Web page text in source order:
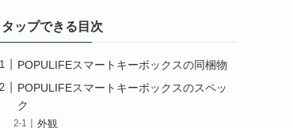
ータップできる目次
POPULIFEスマートキーボックスの同梱物
POPULIFEスマートキーボックスのスペッ
ク
外観